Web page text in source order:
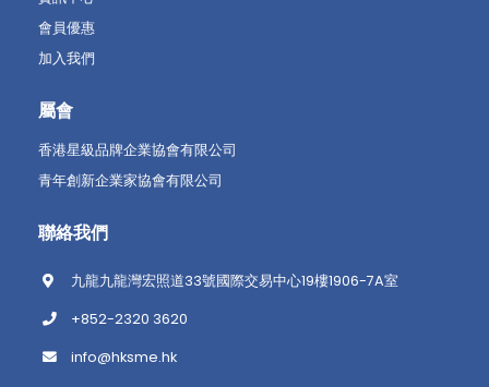
會員優惠
加入我們
屬會
香港星級品牌企業協會有限公司
青年創新企業家協會有限公司
聯絡我們
九龍九龍灣宏照道33號國際交易中心19樓1906-7A室
+852-2320 3620
info@hksme.hk